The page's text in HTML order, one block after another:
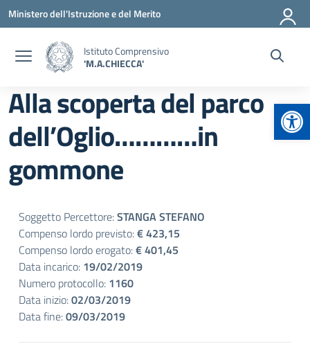
Vai ai contenuti
Vai al menu di navigazione
Vai al footer
Ministero dell'Istruzione e del Merito
Istituto Comprensivo
'M.A.CHIECCA'
Alla scoperta del parco
dell’Oglio…………in
gommone
Soggetto Percettore:STANGA STEFANO
Compenso lordo previsto:€ 423,15
Compenso lordo erogato:€ 401,45
Data incarico: 19/02/2019
Numero protocollo: 1160
Data inizio:02/03/2019
Data fine:09/03/2019